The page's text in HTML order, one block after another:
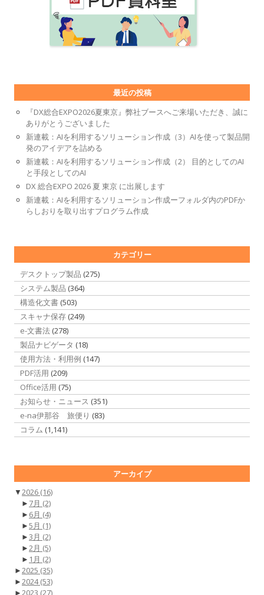
最近の投稿
『DX総合EXPO2026夏東京』弊社ブースへご来場いただき、誠に
ありがとうございました
新連載：AIを利用するソリューション作成（3）AIを使って製品開
発のアイデアを詰める
新連載：AIを利用するソリューション作成（2） 目的としてのAI
と手段としてのAI
DX 総合EXPO 2026 夏 東京 に出展します
新連載：AIを利用するソリューション作成ーフォルダ内のPDFか
らしおりを取り出すプログラム作成
カテゴリー
デスクトップ製品 (275)
システム製品 (364)
構造化文書 (503)
スキャナ保存 (249)
e-文書法 (278)
製品ナビゲータ (18)
使用方法・利用例 (147)
PDF活用 (209)
Office活用 (75)
お知らせ・ニュース (351)
e-na伊那谷 旅便り (83)
コラム (1,141)
アーカイブ
▼2026 (16)
► 7月 (2)
► 6月 (4)
►5月 (1)
►3月 (2)
►2月 (5)
► 1月 (2)
►2025 (35)
►2024(53)
►2023 (27)